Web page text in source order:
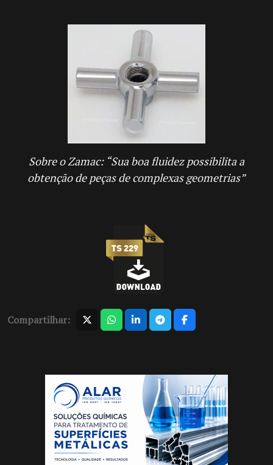
Sobre o Zamac: “Sua boa fluidez possibilita a
obtenção de peças de complexas geometrias”
Compartilhar: